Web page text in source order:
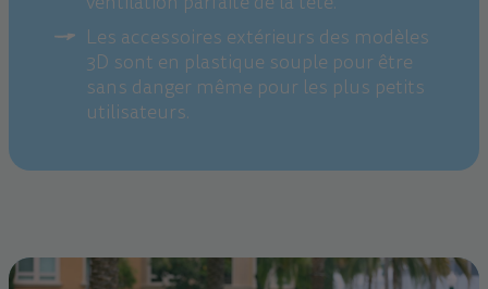
Les accessoires extérieurs des modèles
3D sont en plastique souple pour être
sans danger même pour les plus petits
utilisateurs.